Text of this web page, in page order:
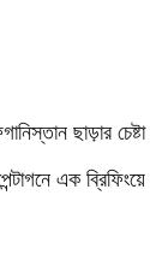
ছাড়ার
এক